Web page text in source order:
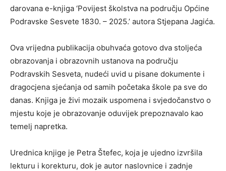
darovana e-knjiga ‘Povijest školstva na području Općine
Podravske Sesvete 1830. – 2025.’ autora Stjepana Jagića.
Ova vrijedna publikacija obuhvaća gotovo dva stoljeća
obrazovanja i obrazovnih ustanova na području
Podravskih Sesveta, nudeći uvid u pisane dokumente i
dragocjena sjećanja od samih početaka škole pa sve do
danas. Knjiga je živi mozaik uspomena i svjedočanstvo o
mjestu koje je obrazovanje oduvijek prepoznavalo kao
temelj napretka.
Urednica knjige je Petra Štefec, koja je ujedno izvršila
lekturu i korekturu, dok je autor naslovnice i zadnje